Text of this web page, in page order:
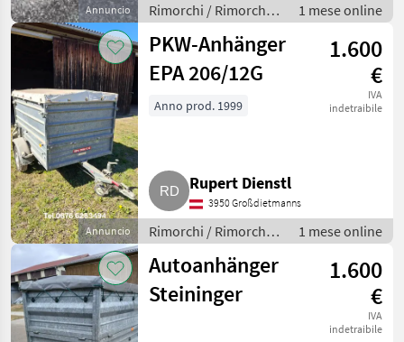
Annuncio
Rimorchi / Rimorchi
per auto
1 mese online
Annuncio
PKW-Anhänger
EPA 206/12G
1.600
€
IVA
indetraibile
Anno prod. 1999
Rupert Dienstl
3950 Großdietmanns
Rimorchi / Rimorchi
per auto
1 mese online
Autoanhänger
Steininger
1.600
€
IVA
indetraibile